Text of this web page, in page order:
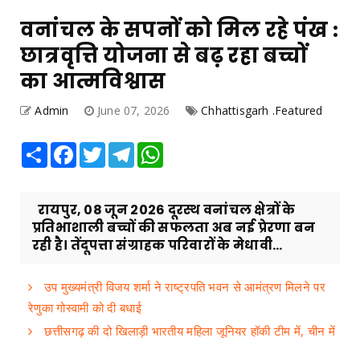
वनांचल के सपनों को मिल रहे पंख :
छात्रवृत्ति योजना से बढ़ रहा बच्चों
का आत्मविश्वास
Admin June 07, 2026 Chhattisgarh .Featured
Share Facebook
TwitterTelegram
रायपुर, 08 जून 2026 दूरस्थ वनांचल क्षेत्रों के
प्रतिभाशाली बच्चों की सफलता अब नई प्रेरणा बन
रही है। तेंदूपत्ता संग्राहक परिवारों के मेधावी...
उप मुख्यमंत्री विजय शर्मा ने राष्ट्रपति भवन से आमंत्रण मिलने पर
रेणुका गोस्वामी को दी बधाई
छत्तीसगढ़ की दो खिलाड़ी भारतीय महिला जूनियर हॉकी टीम में, चीन में